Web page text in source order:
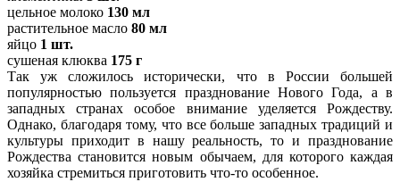
цельное молоко 130 мл
растительное масло 80 мл
яйцо 1 шт.
сушеная клюква 175 г
Так уж сложилось исторически, что в России большей
популярностью пользуется празднование Нового Года, а в
западных странах особое внимание уделяется Рождеству.
Однако, благодаря тому, что все больше западных традиций и
культуры приходит в нашу реальность, то и празднование
Рождества становится новым обычаем, для которого каждая
хозяйка стремиться приготовить что-то особенное.